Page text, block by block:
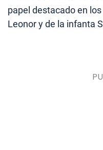
papel destacado en
Leonor y de la infanta